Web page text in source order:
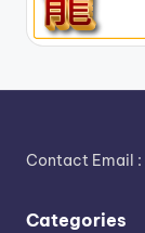
Contact Email :
Categories